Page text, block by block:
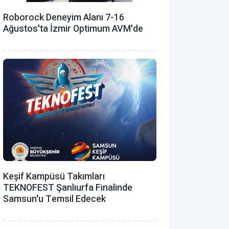
Roborock Deneyim Alanı 7-16
Ağustos'ta İzmir Optimum AVM'de
Keşif Kampüsü Takımları
TEKNOFEST Şanlıurfa Finalinde
Samsun'u Temsil Edecek